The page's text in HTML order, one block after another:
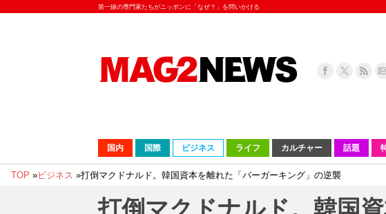
第一線の専門家たちがニッポンに「なぜ？」を問いかける
国内 国際 ビジネス ライフ カルチャー 話題
TOP »ビジネス »打倒マクドナルド。韓国資本を離れた「バーガーキング」の逆襲
打倒マクドナルド。韓国